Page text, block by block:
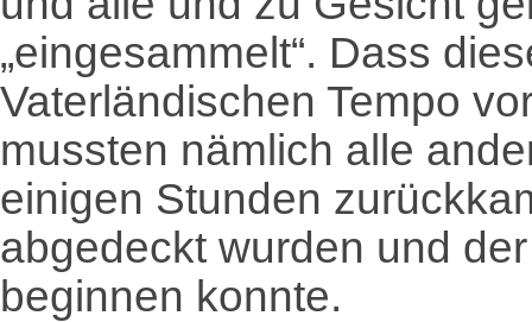
„eingesammelt“. Dass
Vaterländischen Tempo
mussten nämlich alle
einigen Stunden
abgedeckt wurden und
beginnen konnte.